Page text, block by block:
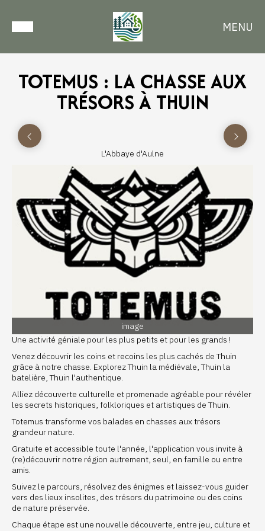
MENU
TOTEMUS : LA CHASSE AUX
TRÉSORS À THUIN
L'Abbaye d'Aulne
image
Une activité géniale pour les plus petits et pour les grands !
Venez découvrir les coins et recoins les plus cachés de Thuin
grâce à notre chasse. Explorez Thuin la médiévale, Thuin la
batelière, Thuin l'authentique.
Alliez découverte culturelle et promenade agréable pour révéler
les secrets historiques, folkloriques et artistiques de Thuin.
Totemus transforme vos balades en chasses aux trésors
grandeur nature.
Gratuite et accessible toute l'année, l'application vous invite à
(re)découvrir notre région autrement, seul, en famille ou entre
amis.
Suivez le parcours, résolvez des énigmes et laissez-vous guider
vers des lieux insolites, des trésors du patrimoine ou des coins
de nature préservée.
Chaque étape est une nouvelle découverte, entre jeu, culture et